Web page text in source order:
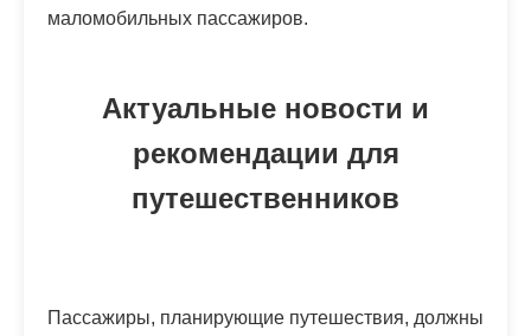
маломобильных пассажиров.
Актуальные новости и
рекомендации для
путешественников
Пассажиры, планирующие путешествия, должны